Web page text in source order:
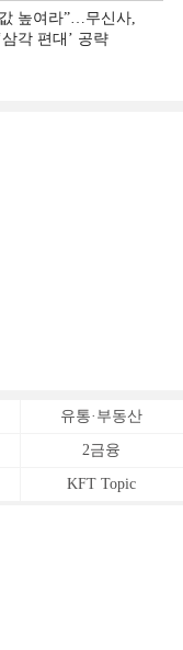
높여라”…무신사,
삼각 편대’ 공략
유통·부동산
2금융
KFT Topic